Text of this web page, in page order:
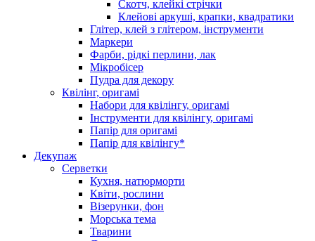
Скотч, клейкі стрічки
Клейові аркуші, крапки, квадратики
Глітер, клей з глітером, інструменти
Маркери
Фарби, рідкі перлини, лак
Мікробісер
Пудра для декору
Квілінг, оригамі
Набори для квілінгу, оригамі
Інструменти для квілінгу, оригамі
Папір для оригамі
Папір для квілінгу*
Декупаж
Серветки
Кухня, натюрморти
Квіти, рослини
Візерунки, фон
Морська тема
Тварини